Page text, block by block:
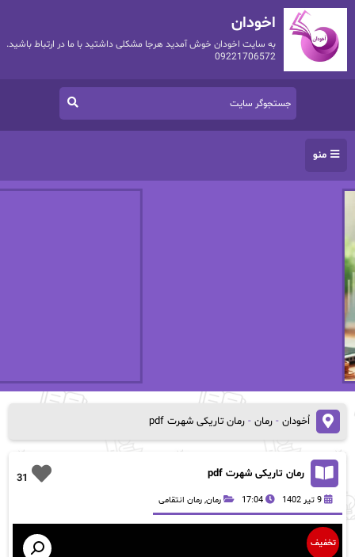
اخودان
به سایت اخودان خوش آمدید هرجا مشکلی داشتید با ما در ارتباط باشید.
09221706572
منو
اُخودان- رمان- رمان تاریکی شهرت pdf
31 رمان تاریکی شهرت pdf
9 تیر 1402 17:04 رمان, رمان انتقامی
تخفیف